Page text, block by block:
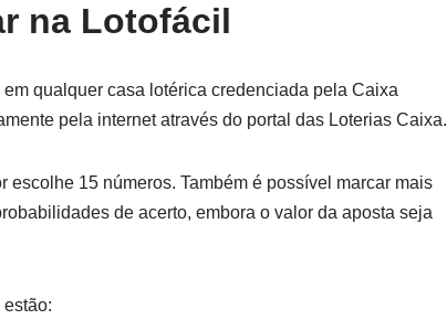
na Lotofácil
qualquer casa lotérica credenciada pela Caixa
pela internet através do portal das Loterias Caixa.
escolhe 15 números. Também é possível marcar mais
de acerto, embora o valor da aposta seja